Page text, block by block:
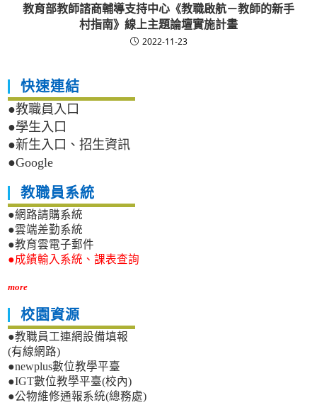
教育部教師諮商輔導支持中心《教職啟航－教師的新手
村指南》線上主題論壇實施計畫
2022-11-23
快速連結
●教職員入口
●學生入口
●新生入口、招生資訊
●Google
教職員系統
●網路請購系統
●雲端差勤系統
●教育雲電子郵件
●成績輸入系統、課表查詢
more
校園資源
●教職員工連網設備填報
(有線網路)
●newplus數位教學平臺
●IGT數位教學平臺(校內)
●公物維修通報系統(總務處)